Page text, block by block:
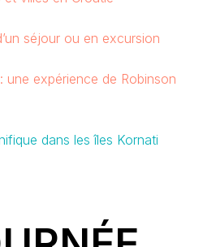
séjour ou en excursion
une expérience de Robinson
dans les îles Kornati